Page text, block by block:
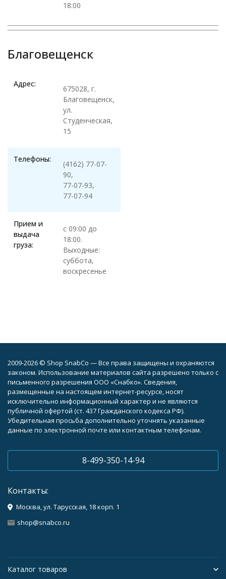
18:00
Благовещенск
Адрес:
675028, г.
Благовещенск,
ул.
Студенческая,
15
Телефоны:
(4162) 77-07-
90,
77-07-93,
77-07-94
Прием и
выдача
груза:
с 09:00 до
18:00.
Выходные:
суббота,
воскресенье
2009-2026 © Shop SnabCo — Все права защищены и охраняются
законом. Использование материалов сайта разрешено только с
письменного разрешения ООО «Снабко». Сведения,
размещенные на настоящем интернет-ресурсе, носят
исключительно информационный характер и не являются
публичной офертой (ст. 437 Гражданского кодекса РФ).
Убедительная просьба дополнительно уточнять указанные
данные по электронной почте или контактным телефонам.
8-499-350-14-94
Контакты:
Москва, ул. Тарусская, 18 корп. 1
shop@snabco.ru
Каталог товаров